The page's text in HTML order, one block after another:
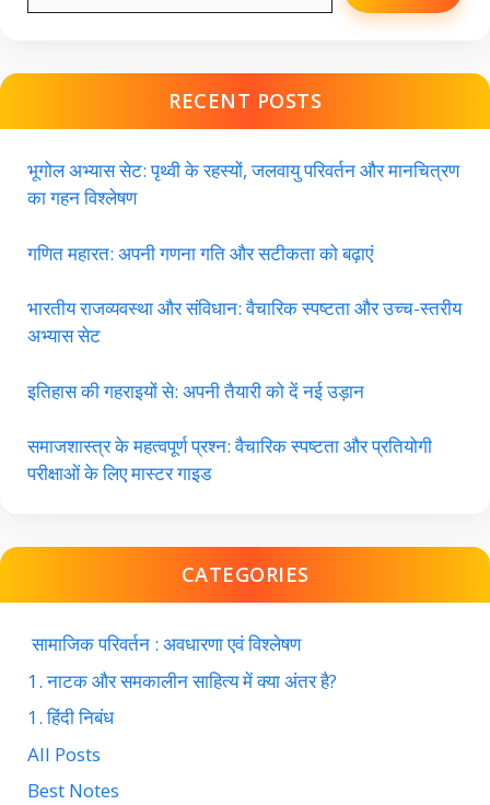
RECENT POSTS
भूगोल अभ्यास सेट: पृथ्वी के रहस्यों, जलवायु परिवर्तन और मानचित्रण
का गहन विश्लेषण
गणित महारत: अपनी गणना गति और सटीकता को बढ़ाएं
भारतीय राजव्यवस्था और संविधान: वैचारिक स्पष्टता और उच्च-स्तरीय
अभ्यास सेट
इतिहास की गहराइयों से: अपनी तैयारी को दें नई उड़ान
समाजशास्त्र के महत्वपूर्ण प्रश्न: वैचारिक स्पष्टता और प्रतियोगी
परीक्षाओं के लिए मास्टर गाइड
CATEGORIES
सामाजिक परिवर्तन : अवधारणा एवं विश्लेषण
1. नाटक और समकालीन साहित्य में क्या अंतर है?
1. हिंदी निबंध
All Posts
Best Notes